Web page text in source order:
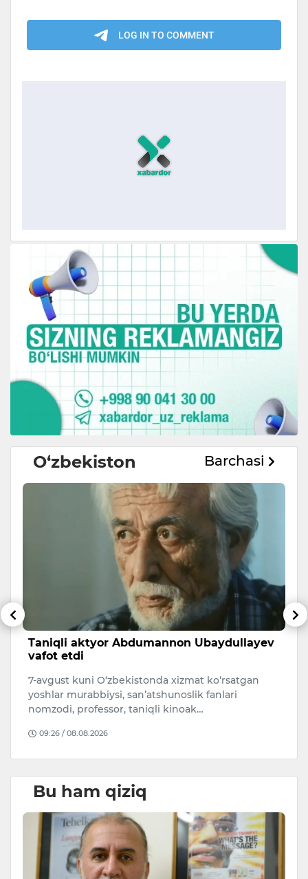
O‘zbekiston Barchasi
Taniqli aktyor Abdumannon Ubaydullayev
vafot etdi
7-avgust kuni O‘zbekistonda xizmat ko‘rsatgan
yoshlar murabbiysi, san’atshunoslik fanlari
nomzodi, professor, taniqli kinoak…
09:26 / 08.08.2026
Bu ham qiziq